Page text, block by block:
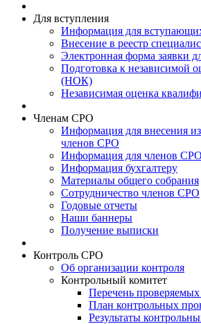
Для вступления
Информация для
Внесение в реестр
Электронная форма заявки
Подготовка к независимой
(НОК)
Независимая оценка
Членам СРО
Информация для внесения
членов СРО
Информация для членов СРО
Информация бухгалтеру
Материалы общего собрания
Сотрудничество членов СРО
Годовые отчеты
Наши баннеры
Получение выписки
Контроль СРО
Об организации контроля
Контрольный комитет
Перечень
План контрольных
Результаты